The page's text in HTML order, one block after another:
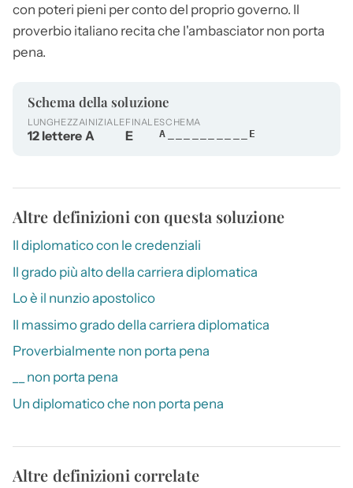
con poteri pieni per conto del proprio governo. Il
proverbio italiano recita che l'ambasciator non porta
pena.
Schema della soluzione
LUNGHEZZA
12 lettere
INIZIALE
A
FINALE
E
SCHEMA
A__________E
Altre definizioni con questa soluzione
Il diplomatico con le credenziali
Il grado più alto della carriera diplomatica
Lo è il nunzio apostolico
Il massimo grado della carriera diplomatica
Proverbialmente non porta pena
__ non porta pena
Un diplomatico che non porta pena
Altre definizioni correlate